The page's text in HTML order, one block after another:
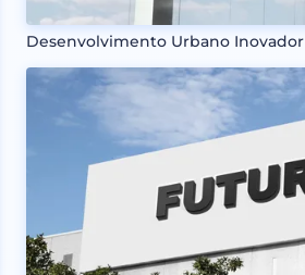
Desenvolvimento Urbano Inovador